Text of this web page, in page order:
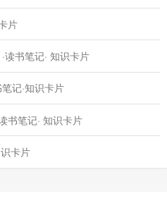
片
读书笔记· 知识卡片
记·知识卡片
书笔记· 知识卡片
卡片